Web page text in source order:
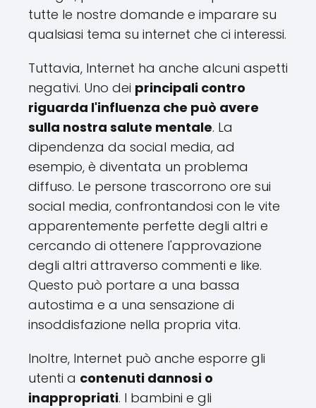
tutte le nostre domande e imparare su
qualsiasi tema su internet che ci interessi.
Tuttavia, Internet ha anche alcuni aspetti
negativi. Uno dei principali contro
riguarda l'influenza che può avere
sulla nostra salute mentale. La
dipendenza da social media, ad
esempio, è diventata un problema
diffuso. Le persone trascorrono ore sui
social media, confrontandosi con le vite
apparentemente perfette degli altri e
cercando di ottenere l'approvazione
degli altri attraverso commenti e like.
Questo può portare a una bassa
autostima e a una sensazione di
insoddisfazione nella propria vita.
Inoltre, Internet può anche esporre gli
utenti a contenuti dannosi o
inappropriati. I bambini e gli